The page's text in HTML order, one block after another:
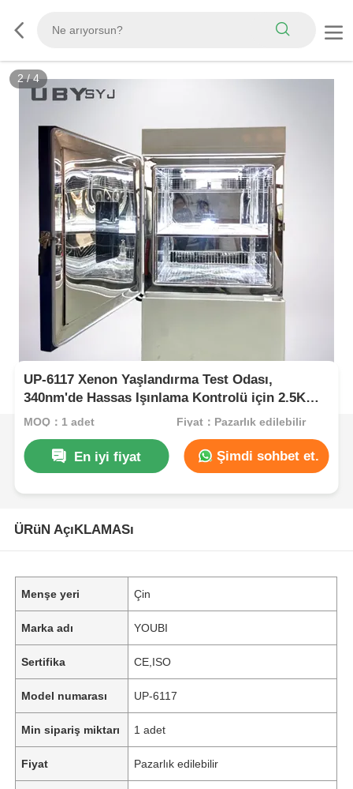
3/4
UP-6117 Xenon Yaşlandırma Test Odası,
340nm'de Hassas Işınlama Kontrolü için 2.5KW
Hava Soğutmalı Uzun Arklı Xenon Lambalı ISO
MOQ：1 adet Fiyat：Pazarlık edilebilir
En iyi fiyat Şimdi sohbet et.
ÜRüN AçıKLAMASı
Menşe yeri Çin
Marka adı YOUBI
Sertifika CE,ISO
Model numarası UP-6117
Min sipariş miktarı 1 adet
Fiyat Pazarlık edilebilir